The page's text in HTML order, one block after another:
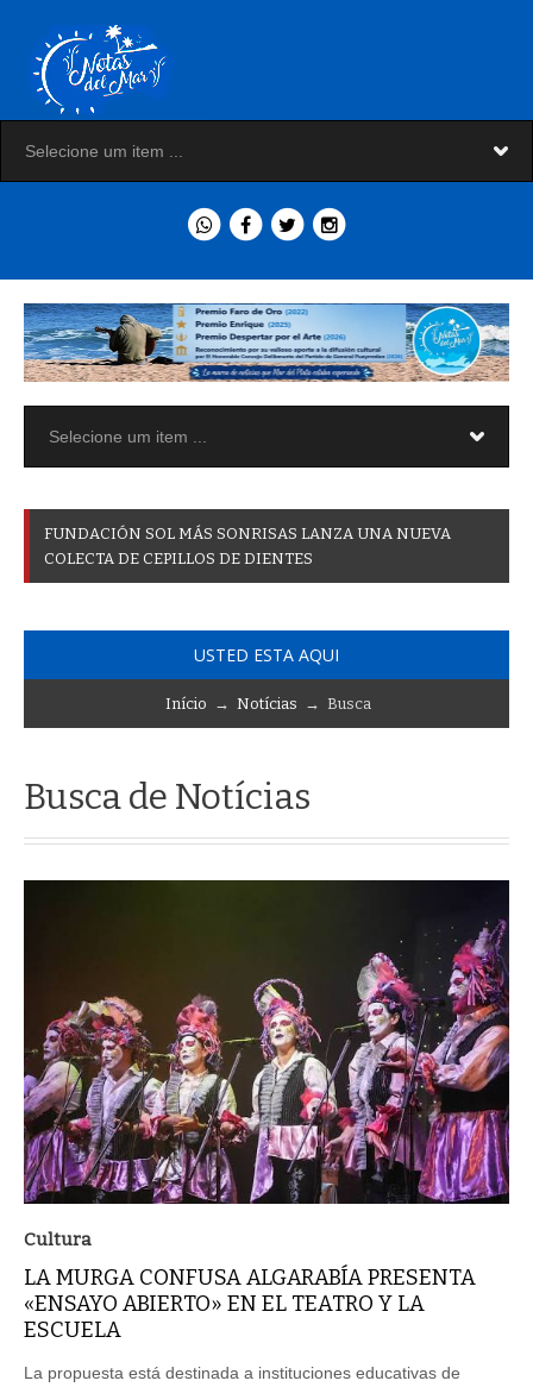
FUNDACIÓN SOL MÁS SONRISAS LANZA UNA NUEVA
COLECTA DE CEPILLOS DE DIENTES
USTED ESTA AQUI
Início → Notícias → Busca
Busca de Notícias
Cultura
LA MURGA CONFUSA ALGARABÍA PRESENTA
«ENSAYO ABIERTO» EN EL TEATRO Y LA
ESCUELA
La propuesta está destinada a instituciones educativas de